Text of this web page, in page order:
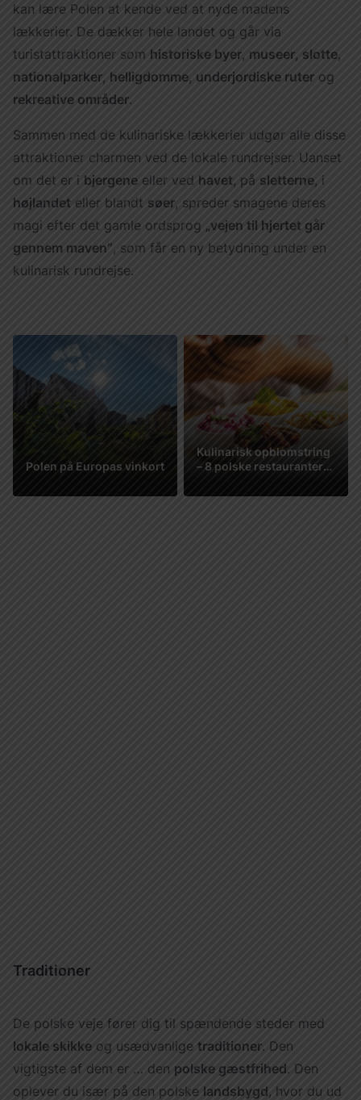
kan lære Polen at kende ved at nyde madens
lækkerier. De dækker hele landet og går via
turistattraktioner som historiske byer, museer, slotte,
nationalparker, helligdomme, underjordiske ruter og
rekreative områder.
Sammen med de kulinariske lækkerier udgør alle disse
attraktioner charmen ved de lokale rundrejser. Uanset
om det er i bjergene eller ved havet, på sletterne, i
højlandet eller blandt søer, spreder smagene deres
magi efter det gamle ordsprog „vejen til hjertet går
gennem maven”, som får en ny betydning under en
kulinarisk rundrejse.
Polen på Europas vinkort
Se mere
Kulinarisk opblomstring
– 8 polske restauranter
Se mere
Traditioner
De polske veje fører dig til spændende steder med
lokale skikke og usædvanlige traditioner. Den
vigtigste af dem er … den polske gæstfrihed. Den
oplever du især på den polske landsbygd, hvor du ud